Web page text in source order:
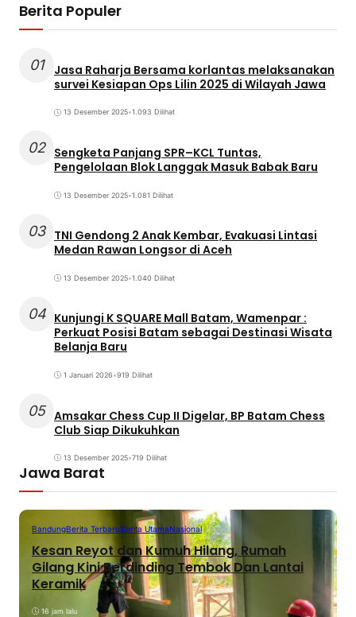
Berita Populer
01
Jasa Raharja Bersama korlantas melaksanakan
survei Kesiapan Ops Lilin 2025 di Wilayah Jawa
13 Desember 2025•1.093 Dilihat
02 Sengketa Panjang SPR–KCL Tuntas,
Pengelolaan Blok Langgak Masuk Babak Baru
13 Desember 2025•1.081 Dilihat
03 TNI Gendong 2 Anak Kembar, Evakuasi Lintasi
Medan Rawan Longsor di Aceh
13 Desember 2025•1.040 Dilihat
04 Kunjungi K SQUARE Mall Batam, Wamenpar :
Perkuat Posisi Batam sebagai Destinasi Wisata
Belanja Baru
1 Januari 2026•919 Dilihat
05 Amsakar Chess Cup II Digelar, BP Batam Chess
Club Siap Dikukuhkan
13 Desember 2025•719 Dilihat
Jawa Barat
BandungBerita TerbaruBerita UtamaNasional
Kesan Reyot dan Kumuh Hilang, Rumah
Gilang Kini Berdinding Tembok Dan Lantai
Keramik
16 jam lalu